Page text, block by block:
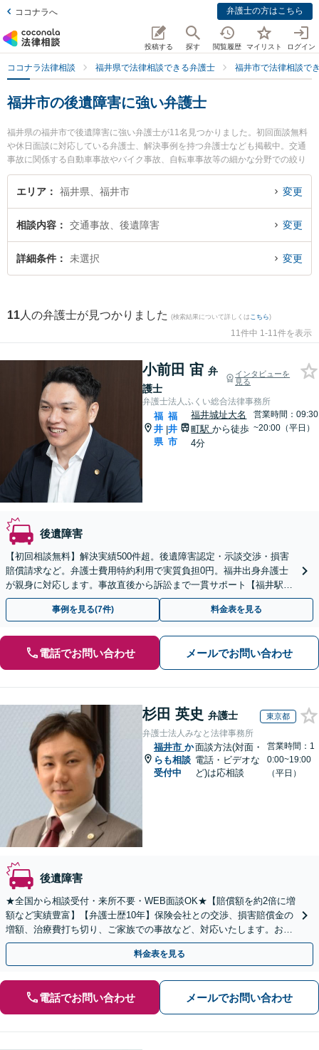
ココナラへ 弁護士の方はこちら
投稿する 探す 閲覧履歴 マイリスト ログイン
ココナラ法律相談 福井県で法律相談できる弁護士 福井市で法律相談で
福井市の後遺障害に強い弁護士
福井県の福井市で後遺障害に強い弁護士が11名見つかりました。初回面談無料
や休日面談に対応している弁護士、解決事例を持つ弁護士なども掲載中。交通
事故に関係する自動車事故やバイク事故、自転車事故等の細かな分野での絞り
込み検索もでき便利です。特に弁護士法人ふくい総合法律事務所の小前田 宙弁
護士や吉浦・前田法律事務所の吉浦 勝正弁護士、勝見法律事務所の勝見 泰斗弁
い』『後遺障害のトラブル解決の実績豊富な近くの弁護士を検索したい』『初
回相談無料で後遺障害を法律相談できる福井市内の弁護士に相談予約したい』
などでお困りの相談者さんにおすすめです。
エリア 福井県、福井市 変更
相談内容 交通事故、後遺障害 変更
詳細条件 未選択 変更
11 人の弁護士が見つかりました (検索結果について詳しくは こちら)
11件中 1-11件を表示
小前田 宙 弁
護士
インタビューを
見る
弁護士法人ふくい総合法律事務所
福
井
県
|
福
井
市
福井城址大名
町駅から徒歩
4分
営業時間：09:30
~20:00（平日）
後遺障害
【初回相談無料】解決実績500件超。後遺障害認定・示談交渉・損害
賠償請求など。弁護士費用特約利用で実質負担0円。福井出身弁護士
が親身に対応します。事故直後から訴訟まで一貫サポート【福井駅7
分】【無料相談会実施】【完全個室で対応】
事例を見る(7件) 料金表を見る
電話でお問い合わせ メールでお問い合わせ
杉田 英史 弁護士 東京都
弁護士法人みなと法律事務所
福井市 か
らも相談
受付中
面談方法(対面・
電話・ビデオな
ど)は応相談
営業時間：1
0:00~19:00
（平日）
後遺障害
★全国から相談受付・来所不要・WEB面談OK★【賠償額を約2倍に増
額など実績豊富】【弁護士歴10年】保険会社との交渉、損害賠償金の
増額、治療費打ち切り、ご家族での事故など、対応いたします。お早
めにご相談ください【初回相談・着手金無料】
料金表を見る
電話でお問い合わせ メールでお問い合わせ